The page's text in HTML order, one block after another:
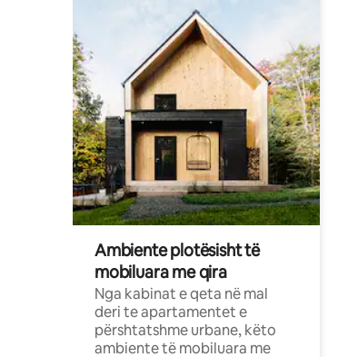
Ambiente plotësisht të
mobiluara me qira
Nga kabinat e qeta në mal
deri te apartamentet e
përshtatshme urbane, këto
ambiente të mobiluara me